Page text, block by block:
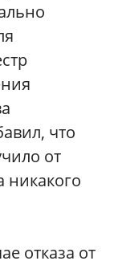
что
от
отказа от